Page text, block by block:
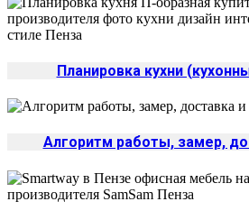
Планировка кухни
Алгоритм работы, замер,